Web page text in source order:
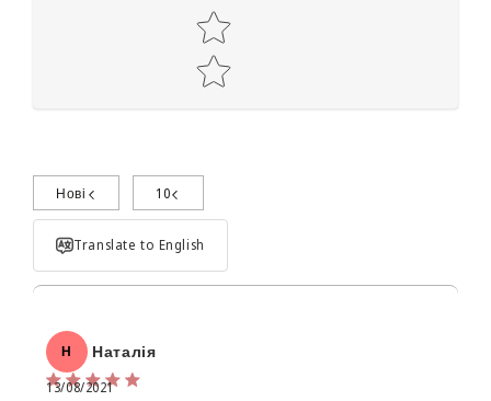
Поділиться досвідом використання
Нові 10
Translate to English
Н Наталія
13/08/2021